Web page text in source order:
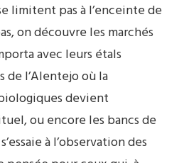
limitent pas à l’enceinte de
on découvre les marchés
avec leurs étals
de l’Alentejo où la
devient
ou encore les bancs de
à l’observation des